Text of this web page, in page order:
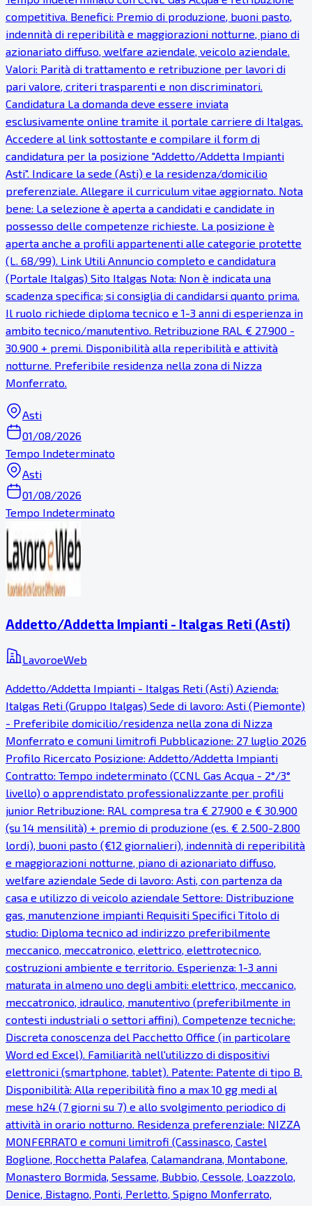
competitiva. Benefici: Premio di produzione, buoni pasto,
indennità di reperibilità e maggiorazioni notturne, piano di
azionariato diffuso, welfare aziendale, veicolo aziendale.
Valori: Parità di trattamento e retribuzione per lavori di
pari valore, criteri trasparenti e non discriminatori.
Candidatura La domanda deve essere inviata
esclusivamente online tramite il portale carriere di Italgas.
Accedere al link sottostante e compilare il form di
candidatura per la posizione "Addetto/Addetta Impianti
Asti". Indicare la sede (Asti) e la residenza/domicilio
preferenziale. Allegare il curriculum vitae aggiornato. Nota
bene: La selezione è aperta a candidati e candidate in
possesso delle competenze richieste. La posizione è
aperta anche a profili appartenenti alle categorie protette
(L. 68/99). Link Utili Annuncio completo e candidatura
(Portale Italgas) Sito Italgas Nota: Non è indicata una
scadenza specifica; si consiglia di candidarsi quanto prima.
Il ruolo richiede diploma tecnico e 1-3 anni di esperienza in
ambito tecnico/manutentivo. Retribuzione RAL € 27.900 -
30.900 + premi. Disponibilità alla reperibilità e attività
notturne. Preferibile residenza nella zona di Nizza
Monferrato.
Asti
01/08/2026
Tempo Indeterminato
Asti
01/08/2026
Tempo Indeterminato
Addetto/Addetta Impianti - Italgas Reti (Asti)
LavoroeWeb
Addetto/Addetta Impianti - Italgas Reti (Asti) Azienda:
Italgas Reti (Gruppo Italgas) Sede di lavoro: Asti (Piemonte)
- Preferibile domicilio/residenza nella zona di Nizza
Monferrato e comuni limitrofi Pubblicazione: 27 luglio 2026
Profilo Ricercato Posizione: Addetto/Addetta Impianti
Contratto: Tempo indeterminato (CCNL Gas Acqua - 2°/3°
livello) o apprendistato professionalizzante per profili
junior Retribuzione: RAL compresa tra € 27.900 e € 30.900
(su 14 mensilità) + premio di produzione (es. € 2.500-2.800
lordi), buoni pasto (€12 giornalieri), indennità di reperibilità
e maggiorazioni notturne, piano di azionariato diffuso,
welfare aziendale Sede di lavoro: Asti, con partenza da
casa e utilizzo di veicolo aziendale Settore: Distribuzione
gas, manutenzione impianti Requisiti Specifici Titolo di
studio: Diploma tecnico ad indirizzo preferibilmente
meccanico, meccatronico, elettrico, elettrotecnico,
costruzioni ambiente e territorio. Esperienza: 1-3 anni
maturata in almeno uno degli ambiti: elettrico, meccanico,
meccatronico, idraulico, manutentivo (preferibilmente in
contesti industriali o settori affini). Competenze tecniche:
Discreta conoscenza del Pacchetto Office (in particolare
Word ed Excel). Familiarità nell'utilizzo di dispositivi
elettronici (smartphone, tablet). Patente: Patente di tipo B.
Disponibilità: Alla reperibilità fino a max 10 gg medi al
mese h24 (7 giorni su 7) e allo svolgimento periodico di
attività in orario notturno. Residenza preferenziale: NIZZA
MONFERRATO e comuni limitrofi (Cassinasco, Castel
Boglione, Rocchetta Palafea, Calamandrana, Montabone,
Monastero Bormida, Sessame, Bubbio, Cessole, Loazzolo,
Denice, Bistagno, Ponti, Perletto, Spigno Monferrato,